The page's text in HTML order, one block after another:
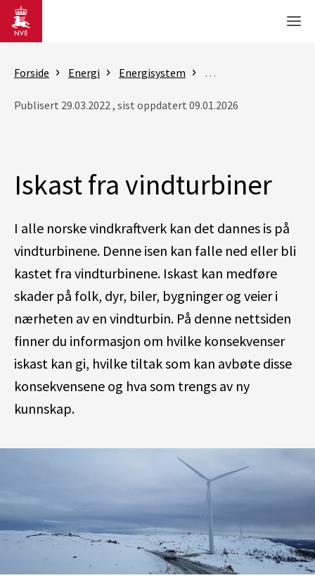
Gå til hovedinnhold
Forside Energi Energisystem Kunnskapsgrunnlag
Publisert 29.03.2022 , sist oppdatert 09.01.2026
Iskast fra vindturbiner
I alle norske vindkraftverk kan det dannes is på
vindturbinene. Denne isen kan falle ned eller bli
kastet fra vindturbinene. Iskast kan medføre
skader på folk, dyr, biler, bygninger og veier i
nærheten av en vindturbin. På denne nettsiden
finner du informasjon om hvilke konsekvenser
iskast kan gi, hvilke tiltak som kan avbøte disse
konsekvensene og hva som trengs av ny
kunnskap.